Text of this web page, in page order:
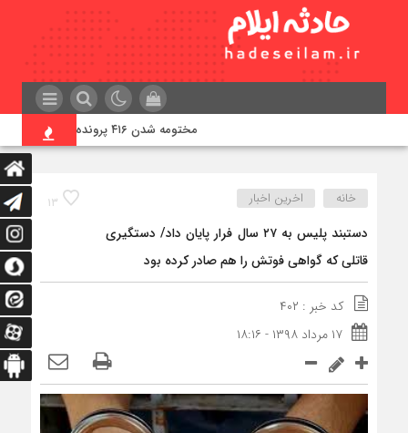
مختومه شدن ۴۱۶ پرونده در هیئت‌های صلح ایلام
۱۳ خانه اخرین اخبار
دستبند پلیس به ۲۷ سال فرار پایان داد/ دستگیری
قاتلی که گواهی فوتش را هم صادر کرده بود
کد خبر : ۴۰۲
۱۷ مرداد ۱۳۹۸ - ۱۸:۱۶